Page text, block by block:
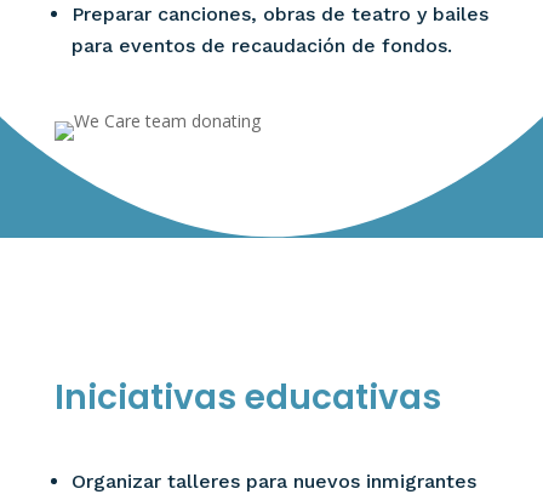
Preparar canciones, obras de teatro y bailes
para eventos de recaudación de fondos.
Iniciativas educativas
Organizar talleres para nuevos inmigrantes